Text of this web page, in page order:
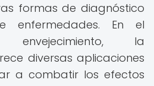
formas de diagnóstico
enfermedades. En el
la
diversas aplicaciones
a combatir los efectos